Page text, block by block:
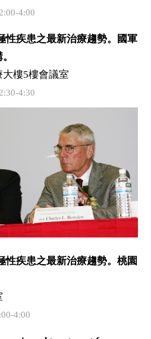
4:00
性疾患之最新治療趨勢。國軍
樓5樓會議室
4:30
性疾患之最新治療趨勢。桃園
4:00